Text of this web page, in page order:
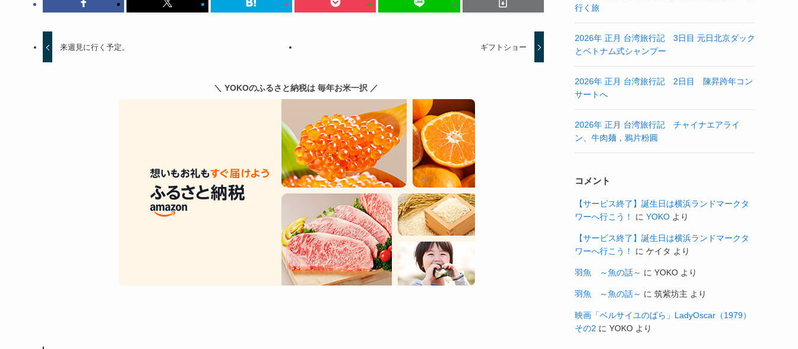
来週見に行く予定。 ギフトショー
＼ YOKOのふるさと納税は 毎年お米一択 ／
行く旅
2026年 正月 台湾旅行記 3日目 元日北京ダック
とベトナム式シャンプー
2026年 正月 台湾旅行記 2日目 陳昇跨年コン
サートへ
2026年 正月 台湾旅行記 チャイナエアライ
ン、牛肉麺，鴉片粉圓
コメント
【サービス終了】誕生日は横浜ランドマークタ
ワーへ行こう！
に YOKO より
【サービス終了】誕生日は横浜ランドマークタ
ワーへ行こう！
に ケイタ より
羽魚 ～魚の話～ に YOKO より
羽魚 ～魚の話～ に 筑紫坊主 より
映画「ベルサイユのばら」LadyOscar（1979）
その2 に YOKO より